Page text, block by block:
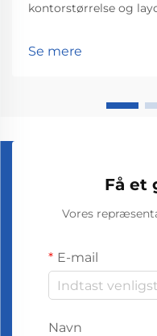
kontorstørrelse og
kvadratmeterarealet,
Se mere
Få et
Vores
E-mail
Navn